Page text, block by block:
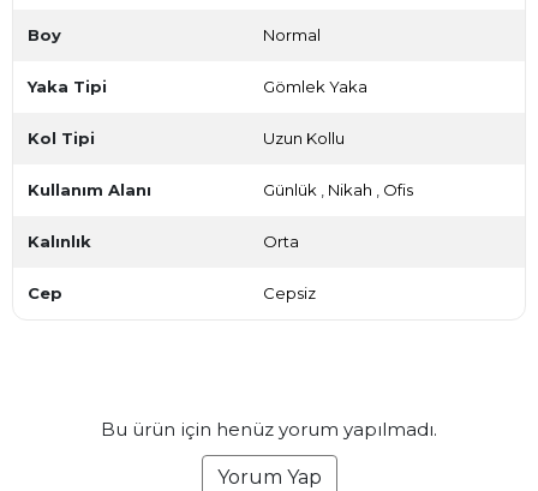
Boy Normal
Yaka Tipi Gömlek Yaka
Kol Tipi Uzun Kollu
Kullanım Alanı Günlük , Nikah , Ofis
Kalınlık Orta
Cep Cepsiz
Bu ürün için henüz yorum yapılmadı.
Yorum Yap